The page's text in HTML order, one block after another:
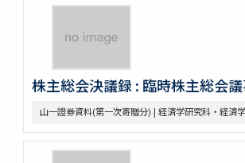
株主総会決議録 : 臨時株主総会
山一證券資料(第一次寄贈分) | 経済学研究科・経済